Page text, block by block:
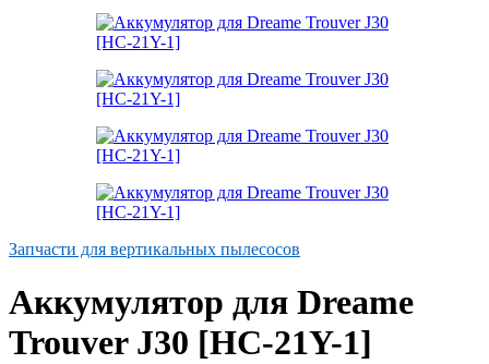
Запчасти для вертикальных пылесосов
Аккумулятор для Dreame
Trouver J30 [HC-21Y-1]